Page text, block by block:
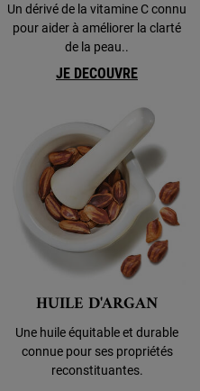
Un dérivé de la vitamine C connu
pour aider à améliorer la clarté
de la peau..
JE DECOUVRE
HUILE D'ARGAN
Une huile équitable et durable
connue pour ses propriétés
reconstituantes.